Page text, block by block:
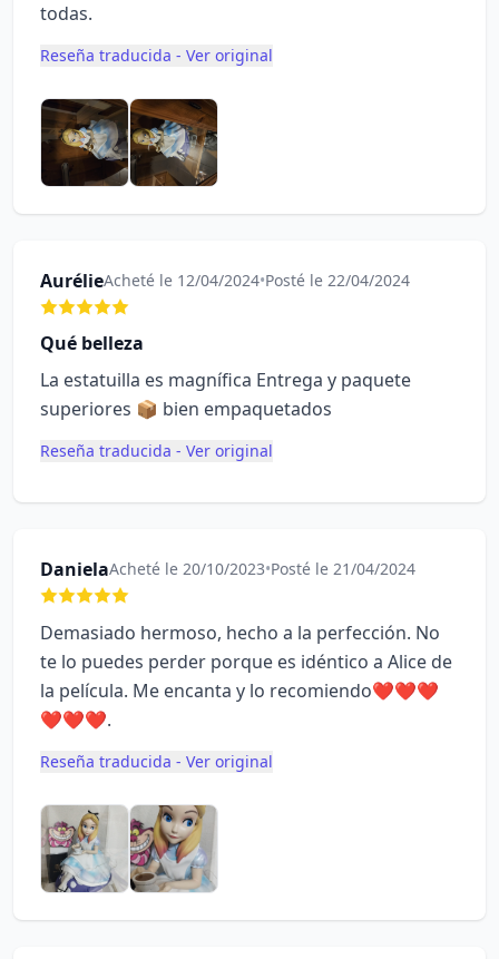
todas.
Reseña traducida - Ver original
AurélieAcheté le 12/04/2024•Posté le 22/04/2024
Qué belleza
La estatuilla es magnífica Entrega y paquete
superiores 📦 bien empaquetados
Reseña traducida - Ver original
DanielaAcheté le 20/10/2023•Posté le 21/04/2024
Demasiado hermoso, hecho a la perfección. No
te lo puedes perder porque es idéntico a Alice de
la película. Me encanta y lo recomiendo❤️❤️❤️
❤️❤️❤️.
Reseña traducida - Ver original